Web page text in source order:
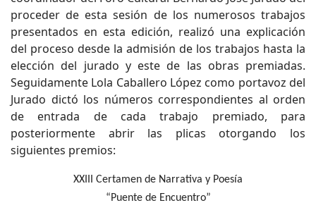
proceder de esta sesión de los numerosos trabajos
presentados en esta edición, realizó una explicación
del proceso desde la admisión de los trabajos hasta la
elección del jurado y este de las obras premiadas.
Seguidamente Lola Caballero López como portavoz del
Jurado dictó los números correspondientes al orden
de entrada de cada trabajo premiado, para
posteriormente abrir las plicas otorgando los
siguientes premios:
XX
Certamen de Narrativa y Poesía
“Puente de Encuentro”